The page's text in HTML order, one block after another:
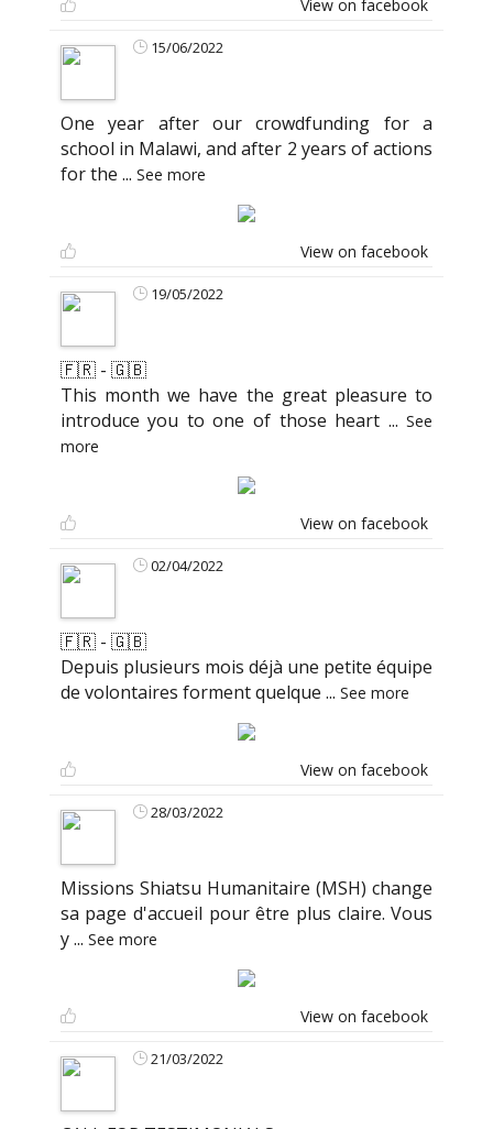
View on facebook
15/06/2022
One year after our crowdfunding for a
school in Malawi, and after 2 years of actions
for the ... See more
View on facebook
19/05/2022
🇫🇷 - 🇬🇧
This month we have the great pleasure to
introduce you to one of those heart ...See
more
View on facebook
02/04/2022
🇫🇷 - 🇬🇧
Depuis plusieurs mois déjà une petite équipe
de volontaires forment quelque ... See more
View on facebook
28/03/2022
Missions Shiatsu Humanitaire (MSH) change
sa page d'accueil pour être plus claire. Vous
y... See more
View on facebook
21/03/2022